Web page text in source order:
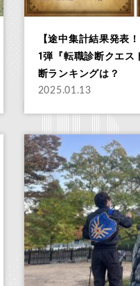
【途中集計結果発表
1弾『転職診断クエス
断ランキングは？
2025.01.13